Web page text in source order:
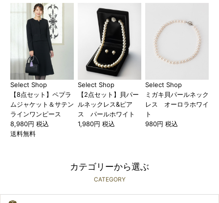
Select Shop
【8点セット】ペプラ
ムジャケット＆サテン
ラインワンピース
8,980円 税込
送料無料
Select Shop
【2点セット】貝パー
ルネックレス&ピア
ス パールホワイト
1,980円 税込
Select Shop
ミガキ貝パールネック
レス オーロラホワイ
ト
980円 税込
カテゴリーから選ぶ
CATEGORY